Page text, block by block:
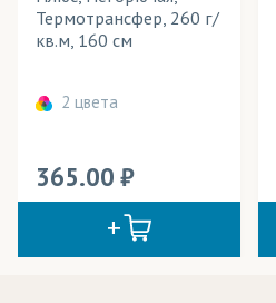
Термотрансфер, 260 г/
кв.м, 160 см
2 цвета
365.00